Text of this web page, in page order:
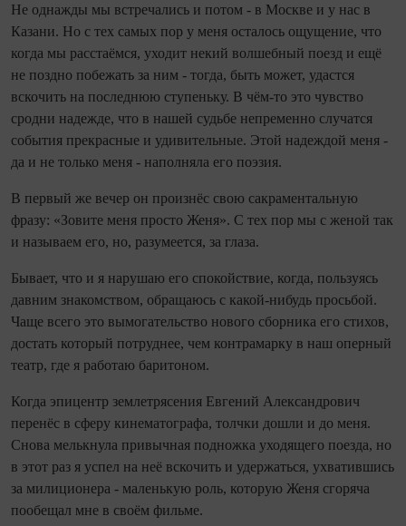
Не однажды мы встречались и потом - в Москве и у нас в
Казани. Но с тех самых пор у меня осталось ощущение, что
ко­гда мы расстаёмся, уходит некий волшебный поезд и ещё
не поздно побежать за ним - то­гда, быть может, удастся
вскочить на последнюю ступеньку. В чём‑то это чувство
сродни надежде, что в нашей судьбе непременно случатся
события прекрасные и удивительные. Этой надеждой меня -
да и не только меня - наполняла его поэзия.
В первый же вечер он произнёс свою сакраментальную
фразу: «Зовите меня просто Женя». С тех пор мы с женой так
и называем его, но, разумеется, за глаза.
Бывает, что и я нарушаю его спокойствие, ко­гда, пользуясь
давним знакомством, обращаюсь с какой‑нибудь просьбой.
Чаще всего это вымогательство нового сборника его стихов,
достать который потруднее, чем контрамарку в наш оперный
те­атр, где я работаю баритоном.
Ко­гда эпицентр землетрясения Евгений Александрович
перенёс в сферу кинематографа, толчки до­шли и до меня.
Снова мельк­нула привычная подножка уходящего поезда, но
в этот раз я успел на неё вскочить и удержаться, ухватившись
за милиционера - маленькую роль, которую Женя сгоряча
пообещал мне в своём фильме.